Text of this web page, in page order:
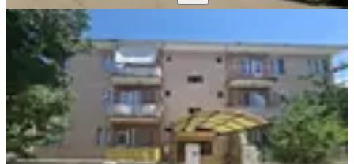
MANZARALI
Geniş 3+1 Kiralık Daire
Merkez, Ergenekon Mahallesi
3+1·135 m² 3. Kat 17.07.2026
15.500 ₺